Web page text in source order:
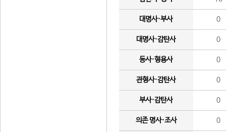
대명사·부사 0
대명사·감탄사 0
동사·형용사 0
관형사·감탄사 0
부사·감탄사 0
의존 명사·조사 0